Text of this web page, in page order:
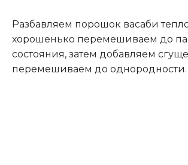
Разбавляем порошок васаби
хорошенько перемешиваем до
состояния, затем добавляем
перемешиваем до однородности.